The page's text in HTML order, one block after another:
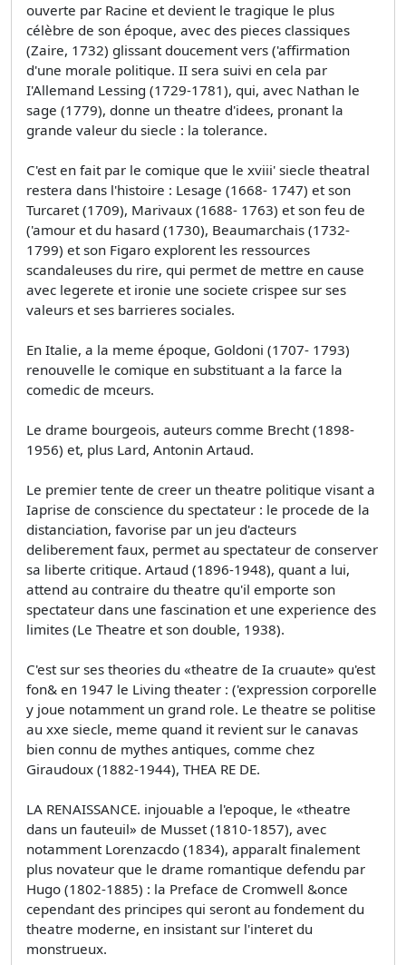
ouverte par Racine et devient le tragique le plus
célèbre de son époque, avec des pieces classiques
(Zaire, 1732) glissant doucement vers ('affirmation
d'une morale politique. II sera suivi en cela par
I'Allemand Lessing (1729-1781), qui, avec Nathan le
sage (1779), donne un theatre d'idees, pronant la
grande valeur du siecle : la tolerance.
C'est en fait par le comique que le xviii' siecle theatral
restera dans l'histoire : Lesage (1668- 1747) et son
Turcaret (1709), Marivaux (1688- 1763) et son feu de
('amour et du hasard (1730), Beaumarchais (1732-
1799) et son Figaro explorent les ressources
scandaleuses du rire, qui permet de mettre en cause
avec legerete et ironie une societe crispee sur ses
valeurs et ses barrieres sociales.
En Italie, a la meme époque, Goldoni (1707- 1793)
renouvelle le comique en substituant a la farce la
comedic de mceurs.
Le drame bourgeois, auteurs comme Brecht (1898-
1956) et, plus Lard, Antonin Artaud.
Le premier tente de creer un theatre politique visant a
Iaprise de conscience du spectateur : le procede de la
distanciation, favorise par un jeu d'acteurs
deliberement faux, permet au spectateur de conserver
sa liberte critique. Artaud (1896-1948), quant a lui,
attend au contraire du theatre qu'il emporte son
spectateur dans une fascination et une experience des
limites (Le Theatre et son double, 1938).
C'est sur ses theories du «theatre de Ia cruaute» qu'est
fon& en 1947 le Living theater : ('expression corporelle
y joue notamment un grand role. Le theatre se politise
au xxe siecle, meme quand it revient sur le canavas
bien connu de mythes antiques, comme chez
Giraudoux (1882-1944), THEA RE DE.
LA RENAISSANCE. injouable a l'epoque, le «theatre
dans un fauteuil» de Musset (1810-1857), avec
notamment Lorenzacdo (1834), apparalt finalement
plus novateur que le drame romantique defendu par
Hugo (1802-1885) : la Preface de Cromwell &once
cependant des principes qui seront au fondement du
theatre moderne, en insistant sur l'interet du
monstrueux.